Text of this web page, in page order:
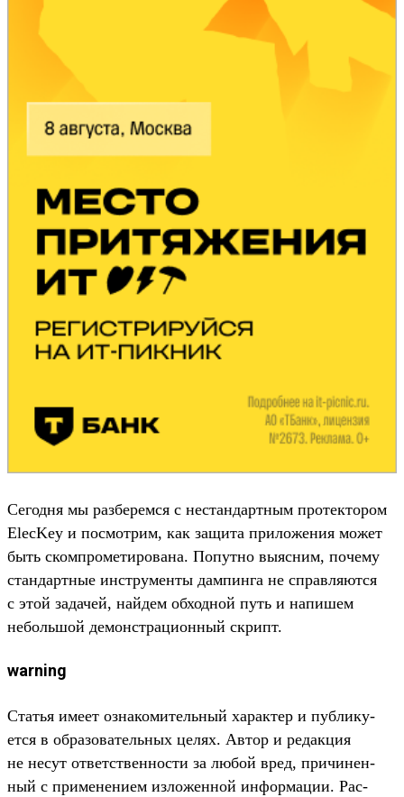
Се­год­ня мы раз­берем­ся с нес­тандар­тным про­тек­тором
ElecKey и пос­мотрим, как защита при­ложе­ния может
быть ском­про­мети­рова­на. Попут­но выяс­ним, почему
стан­дар­тные инс­тру­мен­ты дам­пинга не справ­ляют­ся
с этой задачей, най­дем обходной путь и напишем
неболь­шой демонс­тра­цион­ный скрипт.
warning
Статья име­ет озна­коми­тель­ный харак­тер и пуб­лику­
ется в обра­зова­тель­ных целях. Автор и редак­ция
не несут ответс­твен­ности за любой вред, при­чинен­
ный с при­мене­нием изло­жен­ной информа­ции. Рас­